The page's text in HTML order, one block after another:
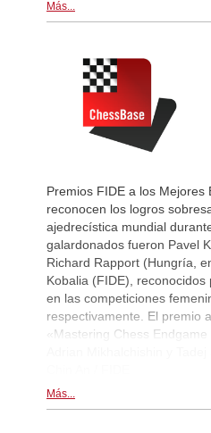
Más...
Premios FIDE a los Mejores
reconocen los logros
ajedrecística mundial
galardonados fueron Pavel
Richard Rapport (Hungría,
Kobalia (FIDE),
en las competiciones
respectivamente. El premio
«Mastering Chess
Más...